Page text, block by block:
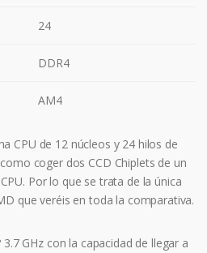
24
DDR4
AM4
CPU de 12 núcleos y 24 hilos de
coger dos CCD Chiplets de un
Por lo que se trata de la única
que veréis en toda la comparativa.
GHz con la capacidad de llegar a